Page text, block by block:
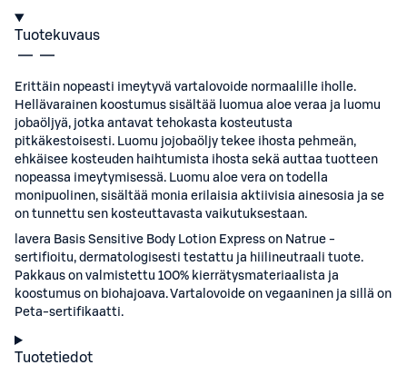
Tuotekuvaus
Erittäin nopeasti imeytyvä vartalovoide normaalille iholle.
Hellävarainen koostumus sisältää luomua aloe veraa ja luomu
jobaöljyä, jotka antavat tehokasta kosteutusta
pitkäkestoisesti. Luomu jojobaöljy tekee ihosta pehmeän,
ehkäisee kosteuden haihtumista ihosta sekä auttaa tuotteen
nopeassa imeytymisessä. Luomu aloe vera on todella
monipuolinen, sisältää monia erilaisia aktiivisia ainesosia ja se
on tunnettu sen kosteuttavasta vaikutuksestaan.
lavera Basis Sensitive Body Lotion Express on Natrue -
sertifioitu, dermatologisesti testattu ja hiilineutraali tuote.
Pakkaus on valmistettu 100% kierrätysmateriaalista ja
koostumus on biohajoava. Vartalovoide on vegaaninen ja sillä on
Peta-sertifikaatti.
Tuotetiedot